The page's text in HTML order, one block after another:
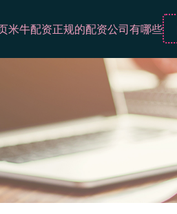
米牛配资正规的配资公司有哪些